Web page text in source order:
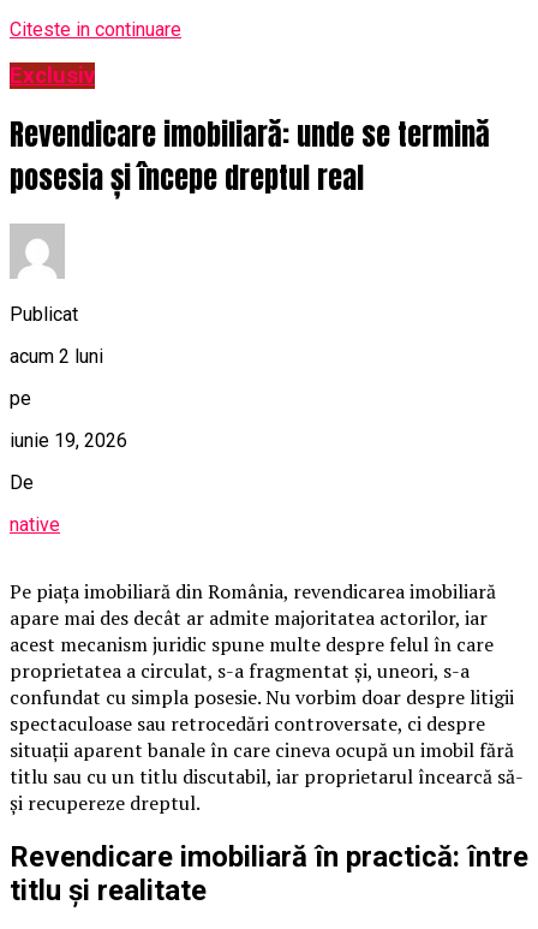
Citeste in continuare
Exclusiv
Revendicare imobiliară: unde se termină
posesia și începe dreptul real
Publicat
acum 2 luni
pe
iunie 19, 2026
De
native
Pe piața imobiliară din România, revendicarea imobiliară
apare mai des decât ar admite majoritatea actorilor, iar
acest mecanism juridic spune multe despre felul în care
proprietatea a circulat, s-a fragmentat și, uneori, s-a
confundat cu simpla posesie. Nu vorbim doar despre litigii
spectaculoase sau retrocedări controversate, ci despre
situații aparent banale în care cineva ocupă un imobil fără
titlu sau cu un titlu discutabil, iar proprietarul încearcă să-
și recupereze dreptul.
Revendicare imobiliară în practică: între
titlu și realitate